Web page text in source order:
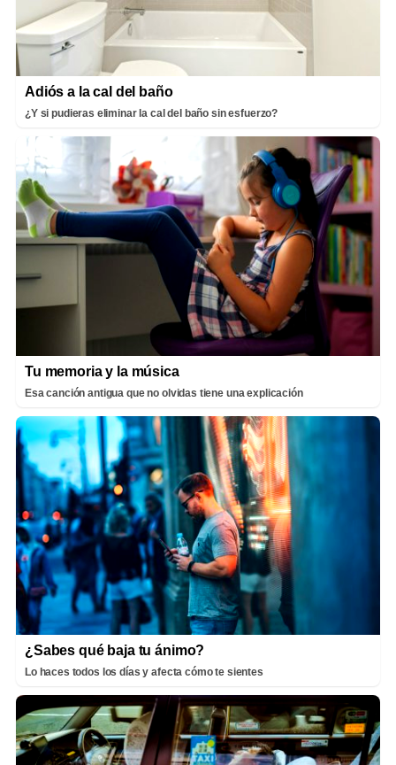
Adiós a la cal del baño
¿Y si pudieras eliminar la cal del baño sin esfuerzo?
Tu memoria y la música
Esa canción antigua que no olvidas tiene una explicación
¿Sabes qué baja tu ánimo?
Lo haces todos los días y afecta cómo te sientes